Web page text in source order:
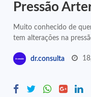
Pressão
Muito conhecido de
tem alterações na
dr.consulta